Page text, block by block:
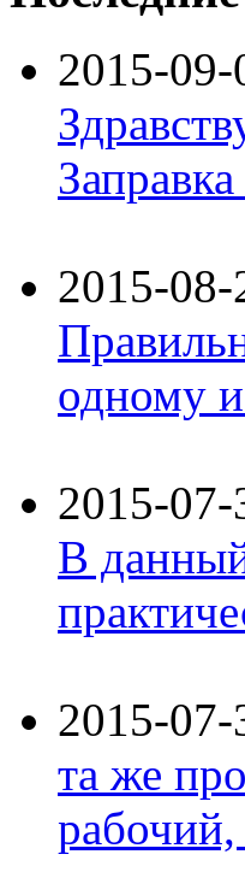
2015-
2015-
одному
2015-
В
2015-
та же